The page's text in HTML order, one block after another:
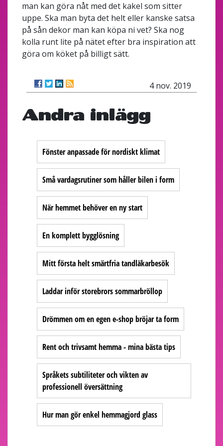
man kan göra nåt med det kakel som sitter
uppe. Ska man byta det helt eller kanske satsa
på sån dekor man kan köpa ni vet? Ska nog
kolla runt lite på nätet efter bra inspiration att
göra om köket på billigt sätt.
4 nov. 2019
Andra inlägg
Fönster anpassade för nordiskt klimat
Små vardagsrutiner som håller bilen i form
När hemmet behöver en ny start
En komplett bygglösning
Mitt första helt smärtfria tandläkarbesök
Laddar inför storebrors sommarbröllop
Drömmen om en egen e-shop bröjar ta form
Rent och trivsamt hemma - mina bästa tips
Språkets subtiliteter och vikten av
professionell översättning
Hur man gör enkel hemmagjord glass